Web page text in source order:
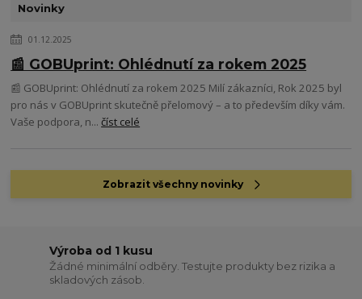
Novinky
01.12.2025
📰 GOBUprint: Ohlédnutí za rokem 2025
📰 GOBUprint: Ohlédnutí za rokem 2025 Milí zákazníci, Rok 2025 byl
pro nás v GOBUprint skutečně přelomový – a to především díky vám.
Vaše podpora, n...číst celé
Zobrazit všechny novinky
Výroba od 1 kusu
Žádné minimální odběry. Testujte produkty bez rizika a
skladových zásob.